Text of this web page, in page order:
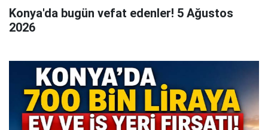
Konya'da bugün vefat edenler! 5 Ağustos
2026